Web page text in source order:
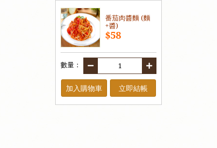
番茄肉醬麵 (麵
+醬)
$58
數量：
加入購物車 立即結帳